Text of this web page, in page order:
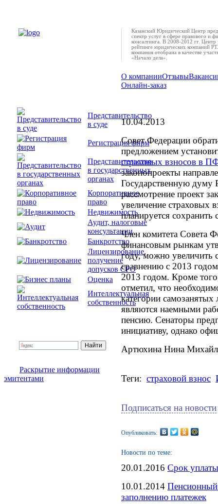
Представительство
в суде
Регистрация фирм
Представительство
в государственных
органах
Корпоративное
право
Недвижимость
Аудит, налоговые
консультации
Банкротство
Лицензирование,
получение
допусков СРО
Оценка
Интеллектуальная
собственность
Раскрытие информации
эмитентами
Казанский Юридический Центр
спектр услуг в сфере правового и
консалтинга. В 2008-2012 гг. Центр
рейтинге юридических компаний
компания отобрана в качестве
«Начало дела».
О компанииОтзывы
Онлайн-заказ
10.04.2013
Совет Федерации
предложением
страховых взносов в
законопроекты
Государственную
рассмотрение проект
увеличение страховых
планируется сохранить
Член комитета Совета
финансовым рынкам
году, можно увеличить
сравнению с 2013
2013 годом. Кроме
отметил, что
категории
являются наемными
пенсию. Сенаторы
инициативу, однако
Артюхина Нина
Теги: страховой взнос
Подписаться на новости
Опубликовать:
Новости по теме:
20.01.2016 Срок
10.01.2014 Пенсионный
заполнению платежек